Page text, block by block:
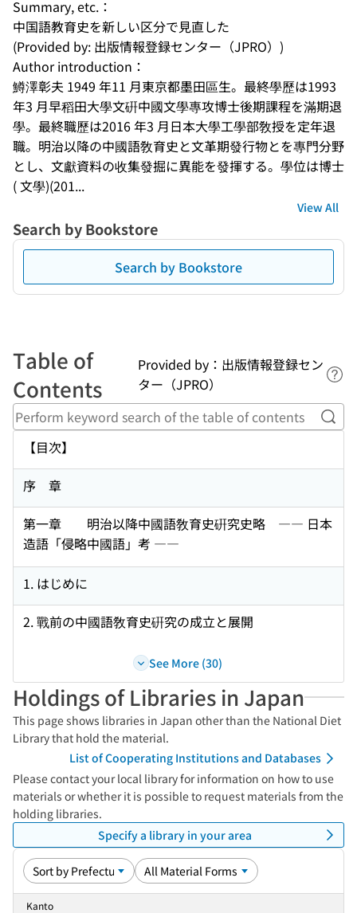
Summary, etc.：
中国語教育史を新しい区分で見直した
(Provided by: 出版情報登録センター（JPRO）)
Author introduction：
鱒澤彰夫 1949 年11 月東京都墨田區生。最終學歷は1993
年3 月早稻田大學文硏中國文學專攻博士後期課程を滿期退
學。最終職歷は2016 年3 月日本大學工學部敎授を定年退
職。明治以降の中國語敎育史と文革期發行物とを專門分野
とし、文獻資料の收集發掘に異能を發揮する。學位は博士
( 文學)(201...
View All
Search by Bookstore
Search by Bookstore
Table of
Contents
Provided by：出版情報登録セン
ター（JPRO）
【目次】
序 章
第一章 明治以降中國語敎育史硏究史略 ―― 日本
造語「侵略中國語」考 ――
1. はじめに
2. 戰前の中國語敎育史硏究の成立と展開
See More (30)
Holdings of Libraries in Japan
This page shows libraries in Japan other than the National Diet
Library that hold the material.
List of Cooperating Institutions and Databases
Please contact your local library for information on how to use
materials or whether it is possible to request materials from the
holding libraries.
Specify a library in your area
Kanto